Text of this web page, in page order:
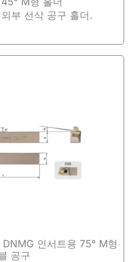
부 선삭 공구 홀더.
인서트용 75° M형
공구